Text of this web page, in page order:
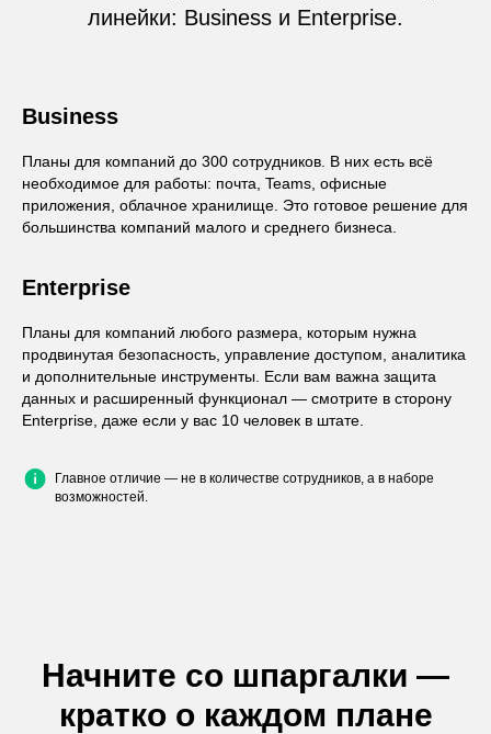
линейки: Business и Enterprise.
Business
Планы для компаний до 300 сотрудников. В них есть всё
необходимое для работы: почта, Teams, офисные
приложения, облачное хранилище. Это готовое решение для
большинства компаний малого и среднего бизнеса.
Enterprise
Планы для компаний любого размера, которым нужна
продвинутая безопасность, управление доступом, аналитика
и дополнительные инструменты. Если вам важна защита
данных и расширенный функционал — смотрите в сторону
Enterprise, даже если у вас 10 человек в штате.
Главное отличие — не в количестве сотрудников, а в наборе
возможностей.
Начните со шпаргалки —
кратко о каждом плане